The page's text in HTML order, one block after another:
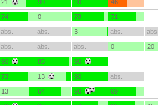
21 90 90 46
74 0 79 71
abs. abs. 3 abs.
abs. abs. abs. 0 20
90 85 90
73 13 90 abs.
13 64 90 69